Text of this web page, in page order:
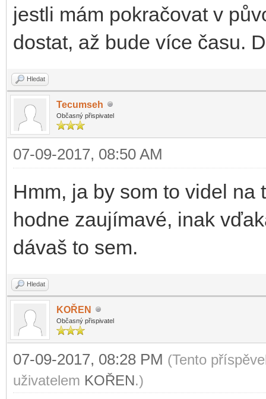
jestli mám pokračovat v
dostat, až bude více času.
Hledat
Tecumseh
Občasný přispivatel
07-09-2017, 08:50 AM
Hmm, ja by som to videl
hodne zaujímavé, inak
dávaš to sem.
Hledat
KOŘEN
Občasný přispivatel
07-09-2017, 08:28 PM (Tento
uživatelem KOŘEN.)